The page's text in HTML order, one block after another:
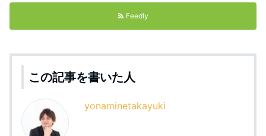
Feedly
この記事を書いた人
yonaminetakayuki